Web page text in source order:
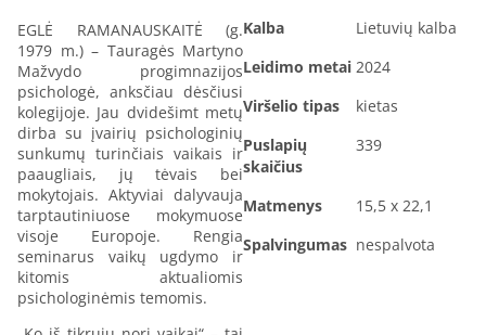
EGLĖ RAMANAUSKAITĖ (g.
1979 m.) – Tauragės Martyno
Mažvydo progimnazijos
psichologė, anksčiau dėsčiusi
kolegijoje. Jau dvidešimt metų
dirba su įvairių psichologinių
sunkumų turinčiais vaikais ir
paaugliais, jų tėvais bei
mokytojais. Aktyviai dalyvauja
tarptautiniuose mokymuose
visoje Europoje. Rengia
seminarus vaikų ugdymo ir
kitomis aktualiomis
psichologinėmis temomis.
Kalba
Lietuvių kalba
Leidimo metai 2024
Viršelio tipas
kietas
Puslapių
skaičius
339
Matmenys
15,5 x 22,1
Spalvingumas nespalvota